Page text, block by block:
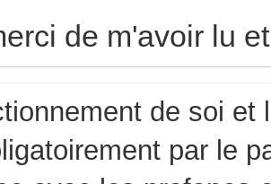
de m'avoir lu
de soi
par le